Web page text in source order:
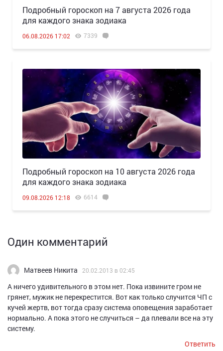
Подробный гороскоп на 7 августа 2026 года
для каждого знака зодиака
06.08.2026 17:02 7339
Подробный гороскоп на 10 августа 2026 года
для каждого знака зодиака
09.08.2026 12:18 6614
Один комментарий
Матвеев Никита 20.02.2013 в 02:45
А ничего удивительного в этом нет. Пока извините гром не
грянет, мужик не перекрестится. Вот как только случится ЧП с
кучей жертв, вот тогда сразу система оповещения заработает
нормально. А пока этого не случиться – да плевали все на эту
систему.
Ответить